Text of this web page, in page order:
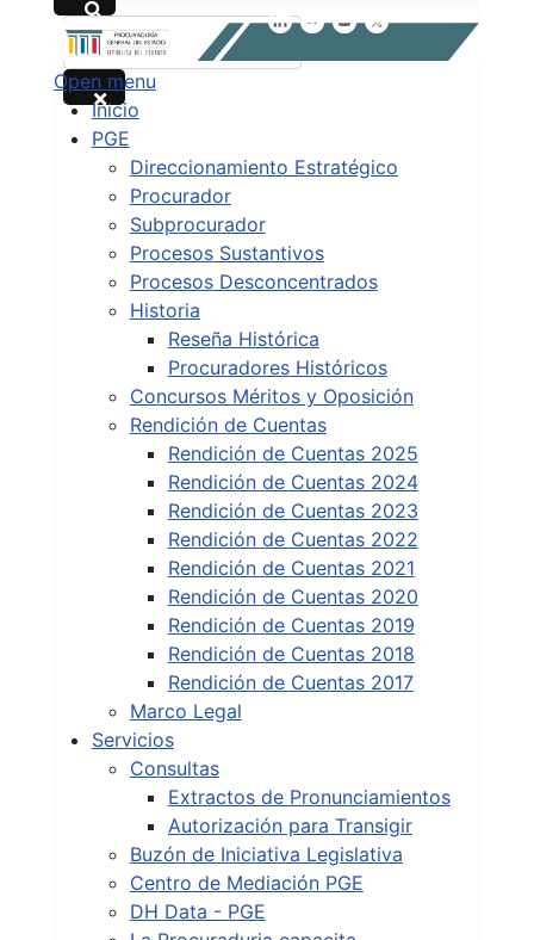
Buscar
Type 2 or more characters for results.
Open menu
Inicio
PGE
Direccionamiento Estratégico
Procurador
Subprocurador
Procesos Sustantivos
Procesos Desconcentrados
Historia
Reseña Histórica
Procuradores Históricos
Concursos Méritos y Oposición
Rendición de Cuentas
Rendición de Cuentas 2025
Rendición de Cuentas 2024
Rendición de Cuentas 2023
Rendición de Cuentas 2022
Rendición de Cuentas 2021
Rendición de Cuentas 2020
Rendición de Cuentas 2019
Rendición de Cuentas 2018
Rendición de Cuentas 2017
Marco Legal
Servicios
Consultas
Extractos de Pronunciamientos
Autorización para Transigir
Buzón de Iniciativa Legislativa
Centro de Mediación PGE
DH Data - PGE